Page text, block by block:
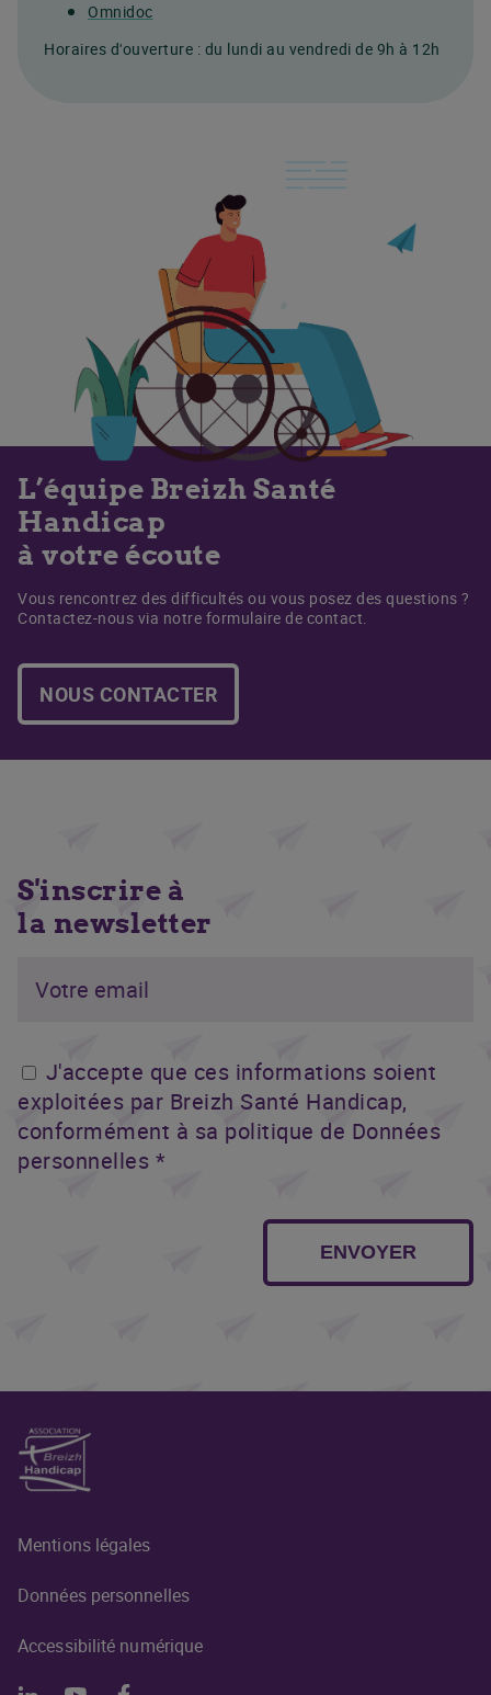
Omnidoc
Horaires d'ouverture : du lundi au vendredi de 9h à 12h
L’équipe Breizh Santé
Handicap
à votre écoute
Vous rencontrez des difficultés ou vous posez des questions ?
Contactez-nous via notre formulaire de contact.
NOUS CONTACTER
S'inscrire à
la newsletter
J'accepte que ces informations soient
exploitées par Breizh Santé Handicap,
conformément à sa politique de Données
personnelles *
ENVOYER
Mentions légales
Données personnelles
Accessibilité numérique